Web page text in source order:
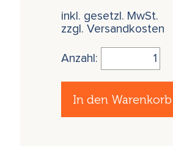
inkl. gesetzl. MwSt.
zzgl. Versandkosten
Anzahl:
In den Warenkorb